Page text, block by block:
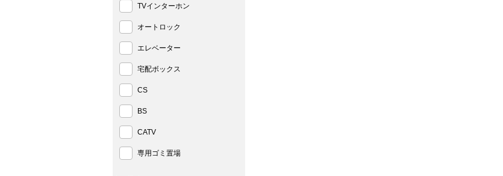
TVインターホン
オートロック
エレベーター
宅配ボックス
CS
BS
CATV
専用ゴミ置場